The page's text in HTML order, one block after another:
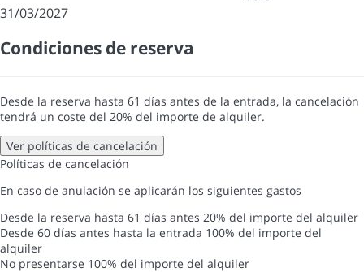
31/03/2027
Condiciones de reserva
Desde la reserva hasta 61 días antes de la entrada, la cancelación
tendrá un coste del 20% del importe de alquiler.
Ver políticas de cancelación
Políticas de cancelación
En caso de anulación se aplicarán los siguientes gastos
Desde la reserva hasta 61 días antes 20% del importe del alquiler
Desde 60 días antes hasta la entrada 100% del importe del
alquiler
No presentarse 100% del importe del alquiler